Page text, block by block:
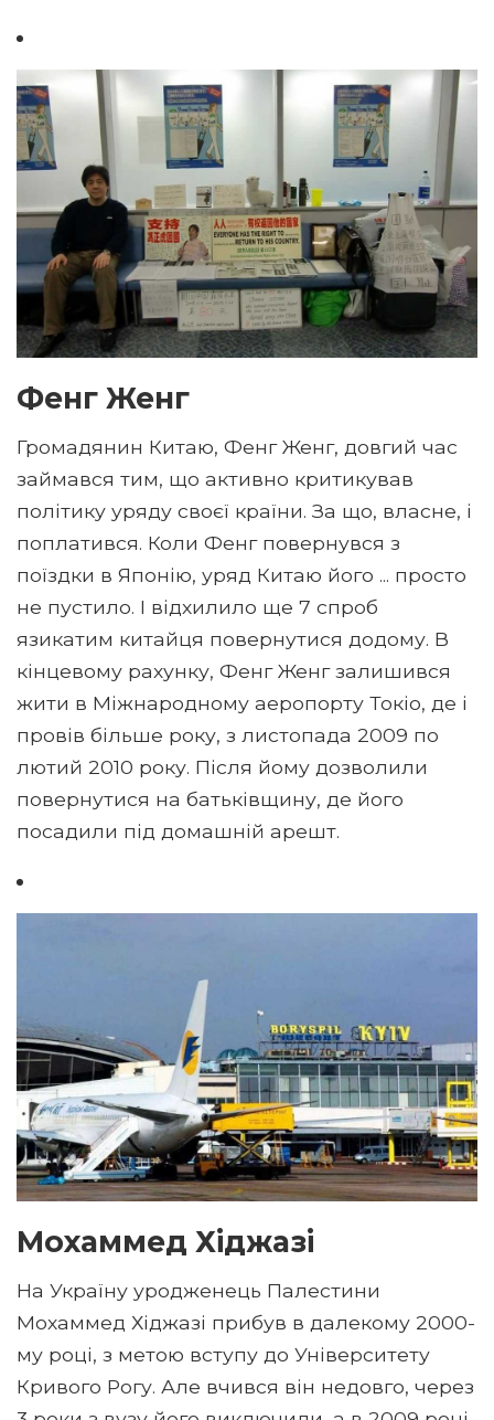
Фенг Женг
Громадянин Китаю, Фенг Женг, довгий час
займався тим, що активно критикував
політику уряду своєї країни. За що, власне, і
поплатився. Коли Фенг повернувся з
поїздки в Японію, уряд Китаю його ... просто
не пустило. І відхилило ще 7 спроб
язикатим китайця повернутися додому. В
кінцевому рахунку, Фенг Женг залишився
жити в Міжнародному аеропорту Токіо, де і
провів більше року, з листопада 2009 по
лютий 2010 року. Після йому дозволили
повернутися на батьківщину, де його
посадили під домашній арешт.
Мохаммед Хіджазі
На Україну уродженець Палестини
Мохаммед Хіджазі прибув в далекому 2000-
му році, з метою вступу до Університету
Кривого Рогу. Але вчився він недовго, через